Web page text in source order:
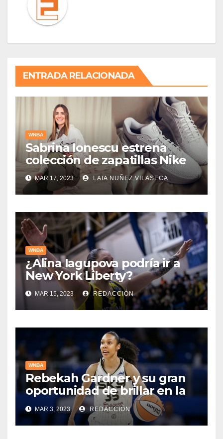
ENTRADA RELACIONADA
WNBA
Sabrina Ionescu estrena
colección de zapatillas Nike
MAR 17, 2023 LAIA NUÑEZ VILASECA
WNBA
¿Alina Iagupova podría ir a
New York Liberty?
MAR 15, 2023 REDACCIÓN
WNBA
Rebekah Gardner y su gran
oportunidad de brillar en la
WNBA
MAR 3, 2023 REDACCIÓN